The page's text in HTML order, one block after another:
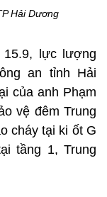
Hải Dương
lực lượng
an tỉnh Hải
của anh Phạm
vệ đêm Trung
cháy tại ki ốt G
tầng 1, Trung